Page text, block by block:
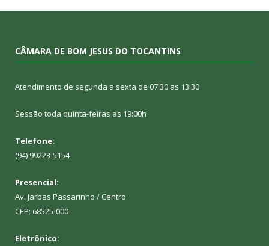
CÂMARA DE BOM JESUS DO TOCANTINS
Atendimento de segunda a sexta de 07:30 as 13:30
Sessão toda quinta-feiras as 19:00h
Telefone:
(94) 99223-5154
Presencial:
Av. Jarbas Passarinho / Centro
CEP: 68525-000
Eletrônico: